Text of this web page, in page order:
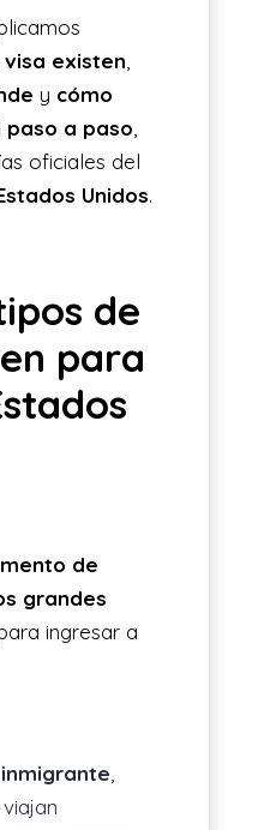
existen
y cómo
paso a paso
oficiales del
Unidos.
de
para
de
grandes
ingresar a